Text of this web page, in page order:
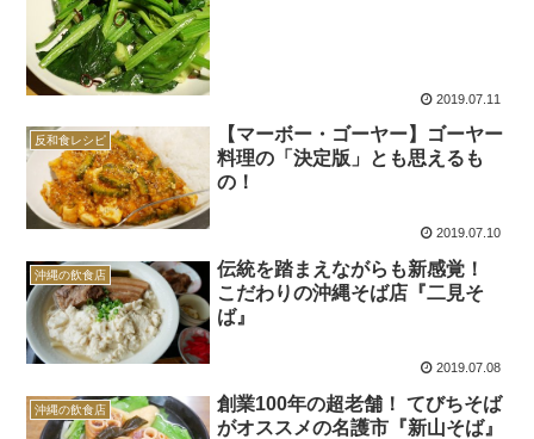
2019.07.11
反和食レシピ
【マーボー・ゴーヤー】ゴーヤー
料理の「決定版」とも思えるも
の！
2019.07.10
沖縄の飲食店
伝統を踏まえながらも新感覚！
こだわりの沖縄そば店『二見そ
ば』
2019.07.08
沖縄の飲食店
創業100年の超老舗！ てびちそば
がオススメの名護市『新山そば』